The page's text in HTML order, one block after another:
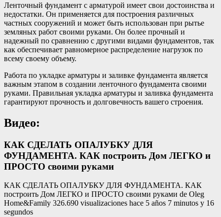
Ленточный фундамент с арматурой имеет свои достоинства и
недостатки. Он применяется для построения различных
частных сооружений и может быть использован при рытье
земляных работ своими руками. Он более прочный и
надежный по сравнению с другими видами фундаментов, так
как обеспечивает равномерное распределение нагрузок по
всему своему объему.
Работа по укладке арматуры и заливке фундамента является
важным этапом в создании ленточного фундамента своими
руками. Правильная укладка арматуры и заливка фундамента
гарантируют прочность и долговечность вашего строения.
Видео:
КАК СДЕЛАТЬ ОПАЛУБКУ ДЛЯ
ФУНДАМЕНТА. КАК построить Дом ЛЕГКО и
ПРОСТО своими руками
КАК СДЕЛАТЬ ОПАЛУБКУ ДЛЯ ФУНДАМЕНТА. КАК
построить Дом ЛЕГКО и ПРОСТО своими руками de Oleg
Home&Family 326.690 visualizaciones hace 5 años 7 minutos y 16
segundos